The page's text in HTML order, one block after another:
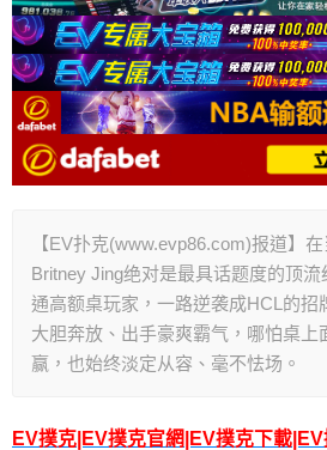
【EV扑克(www.evp86.com)报道】
Britney Jing绝对是最具话题度的顶
通高额桌玩家，一路逆袭成HCL的招
大胆奔放、出手豪爽霸气，哪怕桌上
赢，也始终淡定从容、毫不怯场。
EV撲克|EV撲克官網|EV撲克下載